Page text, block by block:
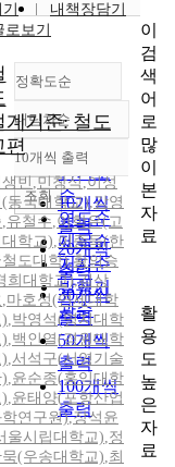
내책장담기
로보기
정확도순
정확도
순
인기도
순
연도순
제목순
저자순
발행기
관순
내림차순
내림차순
10개씩 출력
10개씩
출력
20개씩
출력
30개씩
출력
50개씩
출력
100개씩
출력
조회
계기준: 철도
편
생빈,민창식,이성
(동국대학교),강영
,유철수,이학은(고
대학교),이종득(한
철도대학),황의승
희대학교),김상
,마호성(연세대학
,박영석(명지대학
,백인열(경원대학
,서석구(서영기술
,윤순종(홍익대학
,윤태양(포항산업
학연구원),장석윤
울시립대학교),정
묵(우송대학교),최
이
검
색
어
로
많
이
본
자
료
활
용
도
높
은
자
료